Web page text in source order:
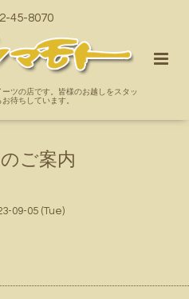
45-8070
ツの店です。皆様のお越しをスタッ
待ちしています。
ご案内
09-05 (Tue)